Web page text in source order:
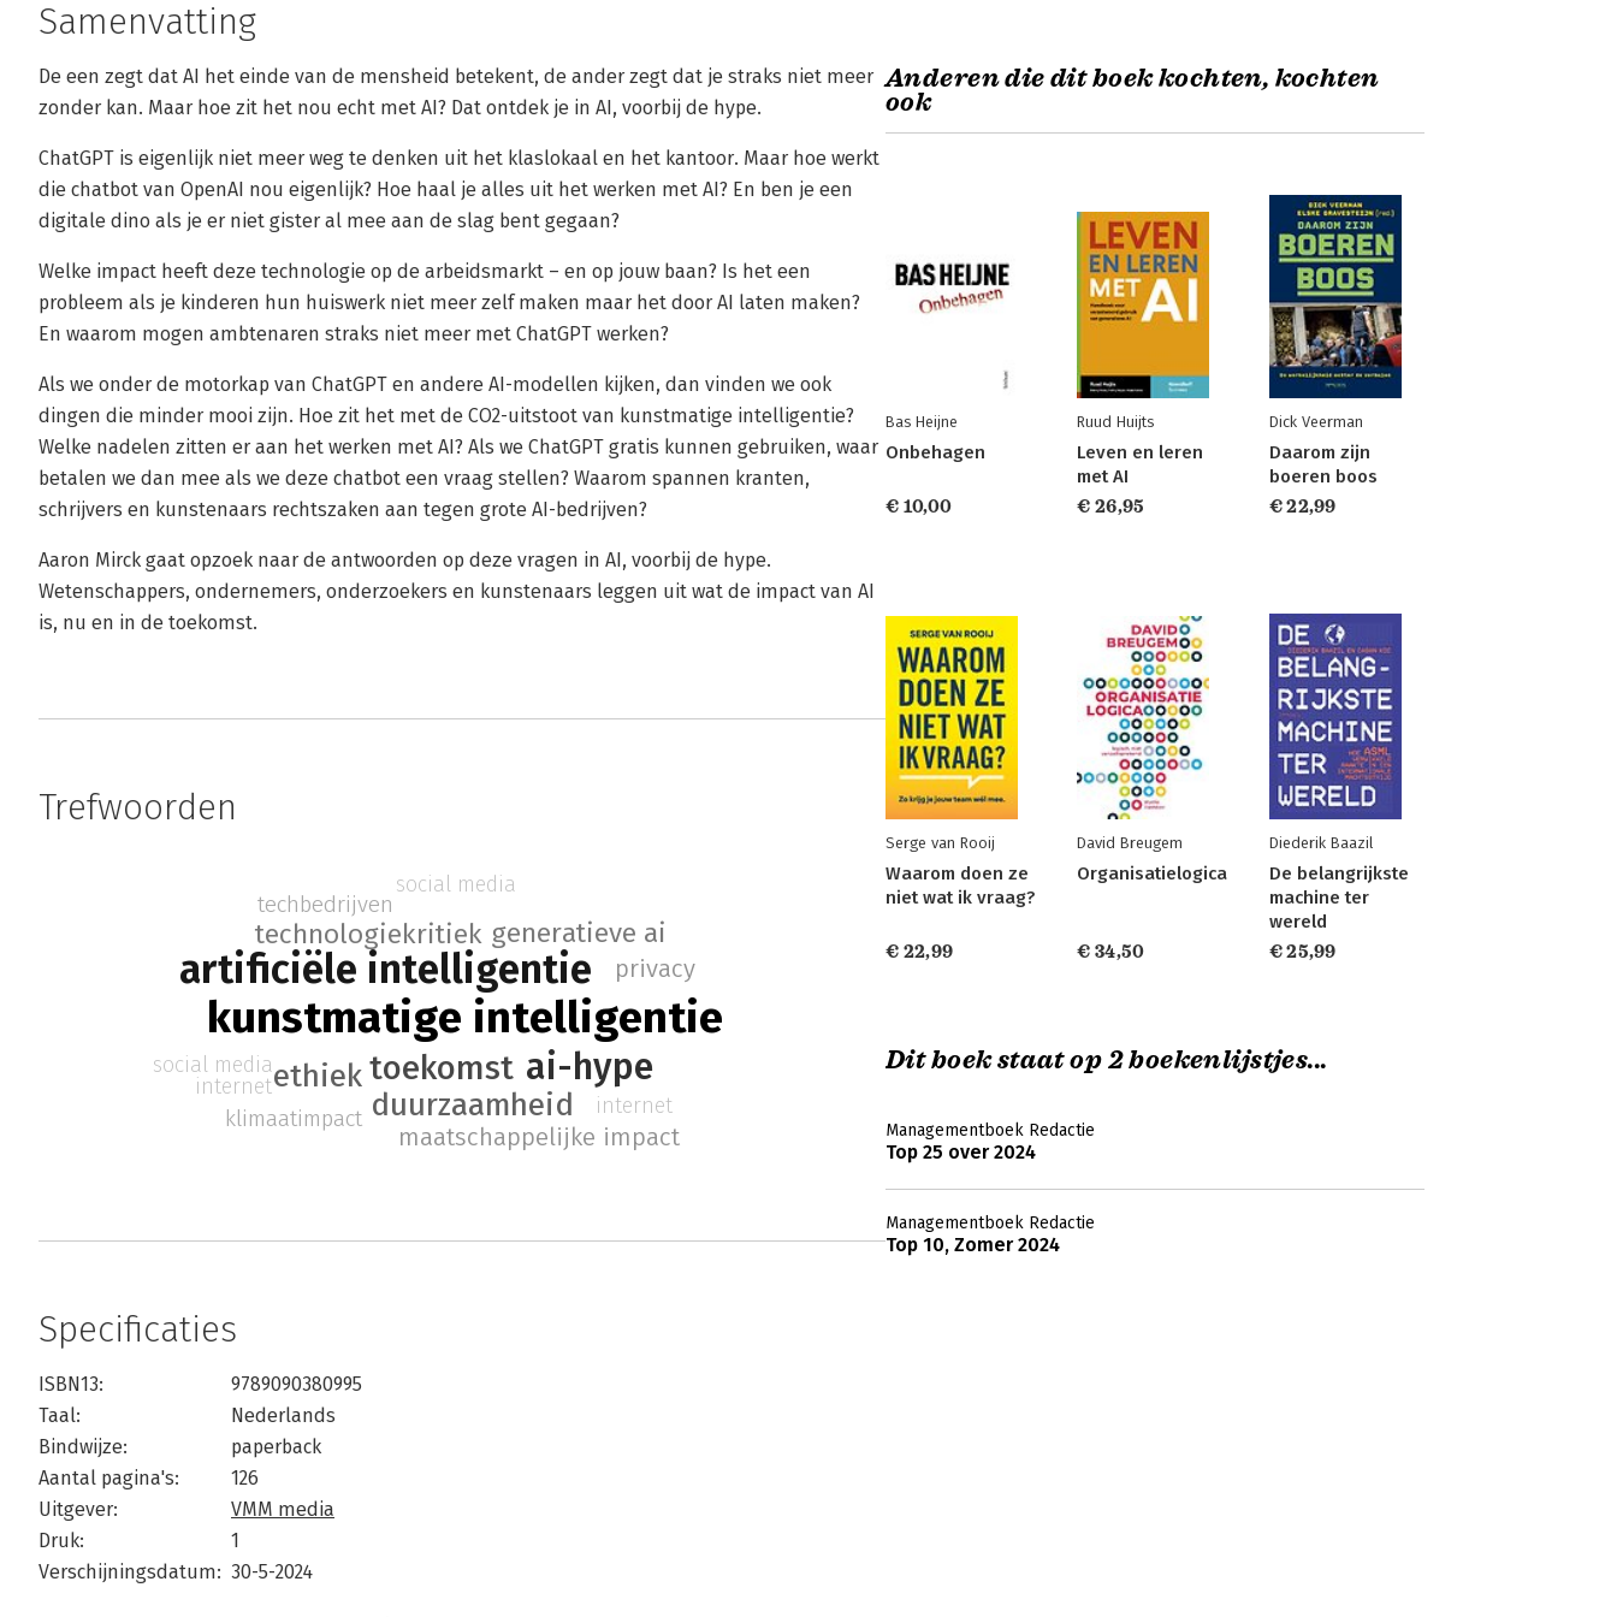
Samenvatting
De een zegt dat AI het einde van de mensheid betekent, de ander zegt dat je straks niet meer
zonder kan. Maar hoe zit het nou echt met AI? Dat ontdek je in AI, voorbij de hype.
ChatGPT is eigenlijk niet meer weg te denken uit het klaslokaal en het kantoor. Maar hoe werkt
die chatbot van OpenAI nou eigenlijk? Hoe haal je alles uit het werken met AI? En ben je een
digitale dino als je er niet gister al mee aan de slag bent gegaan?
Welke impact heeft deze technologie op de arbeidsmarkt – en op jouw baan? Is het een
probleem als je kinderen hun huiswerk niet meer zelf maken maar het door AI laten maken?
En waarom mogen ambtenaren straks niet meer met ChatGPT werken?
Als we onder de motorkap van ChatGPT en andere AI-modellen kijken, dan vinden we ook
dingen die minder mooi zijn. Hoe zit het met de CO2-uitstoot van kunstmatige intelligentie?
Welke nadelen zitten er aan het werken met AI? Als we ChatGPT gratis kunnen gebruiken, waar
betalen we dan mee als we deze chatbot een vraag stellen? Waarom spannen kranten,
schrijvers en kunstenaars rechtszaken aan tegen grote AI-bedrijven?
Aaron Mirck gaat opzoek naar de antwoorden op deze vragen in AI, voorbij de hype.
Wetenschappers, ondernemers, onderzoekers en kunstenaars leggen uit wat de impact van AI
is, nu en in de toekomst.
Trefwoorden
kunstmatige intelligentie
artificiële intelligentie
ai-hype
toekomst
duurzaamheid
ethiek
technologiekritiek generatieve ai
maatschappelijke impact
privacy
klimaatimpact
techbedrijven
internet
social media
internet
social media
Specificaties
ISBN13:
9789090380995
Taal:
Nederlands
Bindwijze:
paperback
Aantal pagina's:
126
Uitgever:
VMM media
Druk:
1
Verschijningsdatum: 30-5-2024
Anderen die dit boek kochten, kochten
ook
Bas Heijne
Onbehagen
€ 10,00
Ruud Huijts
Leven en leren
met AI
€ 26,95
Dick Veerman
Daarom zijn
boeren boos
€ 22,99
Serge van Rooij
Waarom doen ze
niet wat ik vraag?
€ 22,99
David Breugem
Organisatielogica
€ 34,50
Diederik Baazil
De belangrijkste
machine ter
wereld
€ 25,99
Dit boek staat op 2 boekenlijstjes...
Managementboek Redactie
Top 25 over 2024
Managementboek Redactie
Top 10, Zomer 2024